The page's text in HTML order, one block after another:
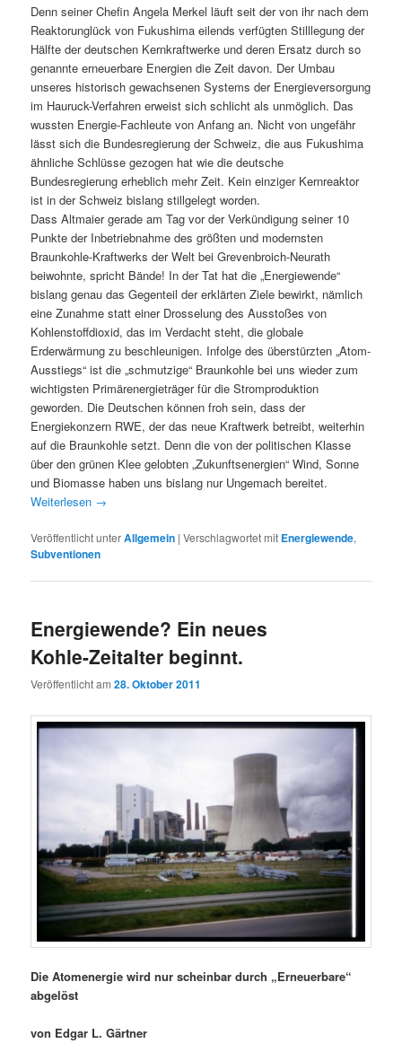
Denn seiner Chefin Angela Merkel läuft seit der von ihr nach dem
Reaktorunglück von Fukushima eilends verfügten Stilllegung der
Hälfte der deutschen Kernkraftwerke und deren Ersatz durch so
genannte erneuerbare Energien die Zeit davon. Der Umbau
unseres historisch gewachsenen Systems der Energieversorgung
im Hauruck-Verfahren erweist sich schlicht als unmöglich. Das
wussten Energie-Fachleute von Anfang an. Nicht von ungefähr
lässt sich die Bundesregierung der Schweiz, die aus Fukushima
ähnliche Schlüsse gezogen hat wie die deutsche
Bundesregierung erheblich mehr Zeit. Kein einziger Kernreaktor
ist in der Schweiz bislang stillgelegt worden.
Dass Altmaier gerade am Tag vor der Verkündigung seiner 10
Punkte der Inbetriebnahme des größten und modernsten
Braunkohle-Kraftwerks der Welt bei Grevenbroich-Neurath
beiwohnte, spricht Bände! In der Tat hat die „Energiewende“
bislang genau das Gegenteil der erklärten Ziele bewirkt, nämlich
eine Zunahme statt einer Drosselung des Ausstoßes von
Kohlenstoffdioxid, das im Verdacht steht, die globale
Erderwärmung zu beschleunigen. Infolge des überstürzten „Atom-
Ausstiegs“ ist die „schmutzige“ Braunkohle bei uns wieder zum
wichtigsten Primärenergieträger für die Stromproduktion
geworden. Die Deutschen können froh sein, dass der
Energiekonzern RWE, der das neue Kraftwerk betreibt, weiterhin
auf die Braunkohle setzt. Denn die von der politischen Klasse
über den grünen Klee gelobten „Zukunftsenergien“ Wind, Sonne
und Biomasse haben uns bislang nur Ungemach bereitet.
Weiterlesen →
Veröffentlicht unterAllgemein |Verschlagwortet mit Energiewende,
Subventionen
Energiewende? Ein neues
Kohle-Zeitalter beginnt.
Veröffentlicht am28. Oktober 2011
Die Atomenergie wird nur scheinbar durch „Erneuerbare“
abgelöst
von Edgar L. Gärtner